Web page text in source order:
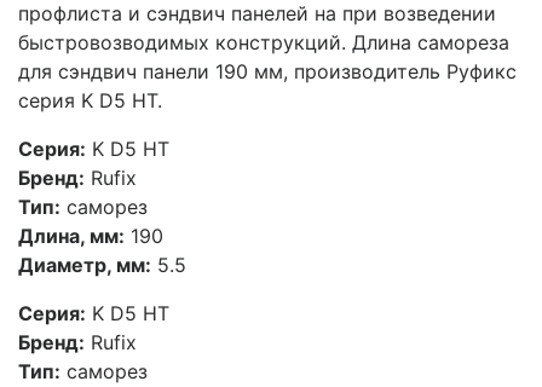
профлиста и сэндвич панелей на при возведении
быстровозводимых конструкций. Длина самореза
для сэндвич панели 190 мм, производитель Руфикс
серия K D5 HT.
Серия: K D5 HT
Бренд: Rufix
Тип: саморез
Длина, мм: 190
Диаметр, мм: 5.5
Серия: K D5 HT
Бренд: Rufix
Тип: саморез